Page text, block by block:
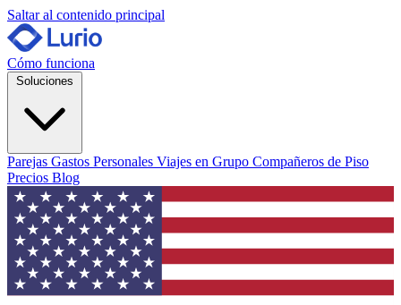
Saltar al contenido principal
Cómo funciona
Parejas Gastos Personales Viajes en Grupo Compañeros de Piso
Precios Blog